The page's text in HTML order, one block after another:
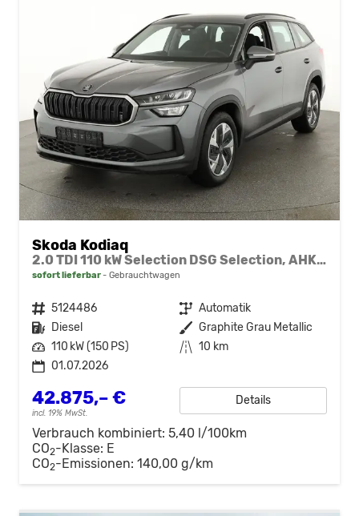
Skoda Kodiaq
2.0 TDI 110 kW Selection DSG Selection, AHK, Navi, Side, Kamera, Winter, 4 J.-Garantie
sofort lieferbar Gebrauchtwagen
Fahrzeugnr. 5124486 Getriebe Automatik
Kraftstoff Diesel Außenfarbe Graphite Grau Metallic
Leistung 110 kW (150 PS) Kilometerstand 10 km
01.07.2026
42.875,– €
incl. 19% MwSt.
Details
Verbrauch kombiniert: 5,40 l/100km
CO2-Klasse: E
CO2-Emissionen: 140,00 g/km